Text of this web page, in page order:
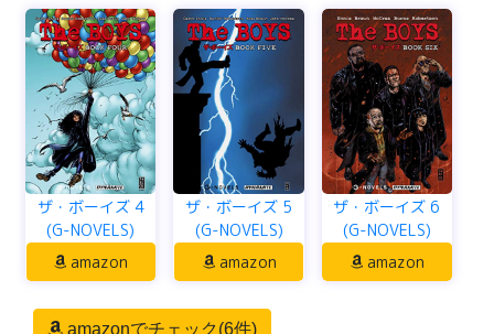
ザ・ボーイズ 4
(G-NOVELS)
amazon
ザ・ボーイズ 5
(G-NOVELS)
amazon
ザ・ボーイズ 6
(G-NOVELS)
amazon
amazonでチェック(6件)